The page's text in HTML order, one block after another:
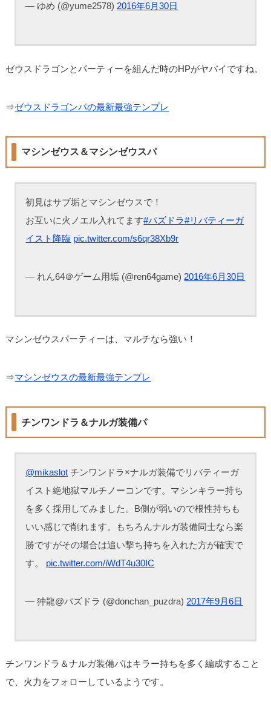
— ゆめ (@yume2578) 2016年6月30日
ゼウスドラゴンとパーティーを組んだ時のHPがヤバイですね。
⇒ゼウスドラゴンパの最新最強テンプレ
マシンゼウス＆マシンゼウスパ
初見はサブ垢とマシンゼウスで！
お互いに火ノエル入れてます#パズドラ#リバティーガ
イスト降臨 pic.twitter.com/s6qr38Xb9r
— れん64＠ゲーム用垢 (@ren64game) 2016年6月30日
マシンゼウスパーティーは、マルチなら強い！
⇒マシンゼウスの最新最強テンプレ
チンワンドラ＆ナルガ装備パ
@mikaslot チンワンドラ×ナルガ装備でリバティーガ
イスト絶地獄マルチノーコンです。マシンキラー持ち
を多く採用してみました。B側が弱いので根性持ちも
いい感じで削れます。もちろんナルガ装備同士なら楽
勝ですがその場合は追い撃ち持ちを入れた方が確実で
す。 pic.twitter.com/iWdT4u30IC
— 狆龍@パズドラ (@donchan_puzdra) 2017年9月6日
チンワンドラ＆ナルガ装備パはキラー持ちを多く編成すること
で、火力をフォローしているようです。